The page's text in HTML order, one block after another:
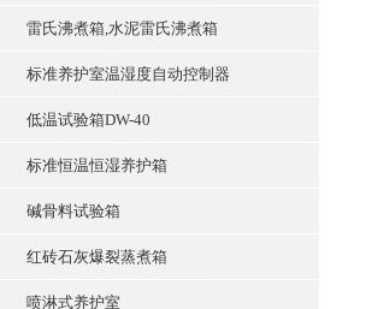
雷氏沸煮箱,水泥雷氏沸煮箱
标准养护室温湿度自动控制器
低温试验箱DW-40
标准恒温恒湿养护箱
碱骨料试验箱
红砖石灰爆裂蒸煮箱
喷淋式养护室